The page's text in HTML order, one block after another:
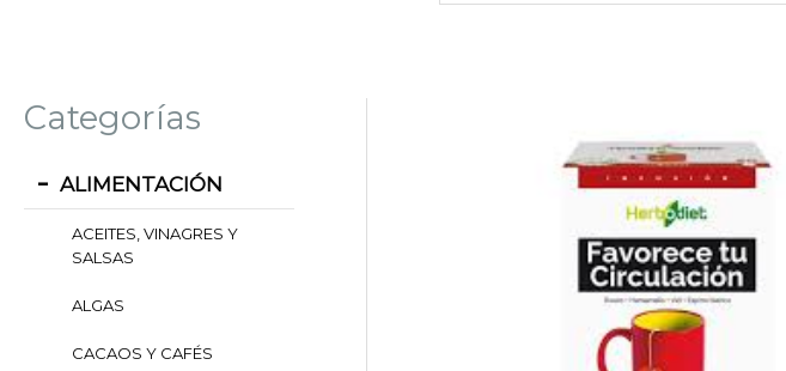
Categorías
ALIMENTACIÓN
ACEITES, VINAGRES Y
SALSAS
ALGAS
CACAOS Y CAFÉS